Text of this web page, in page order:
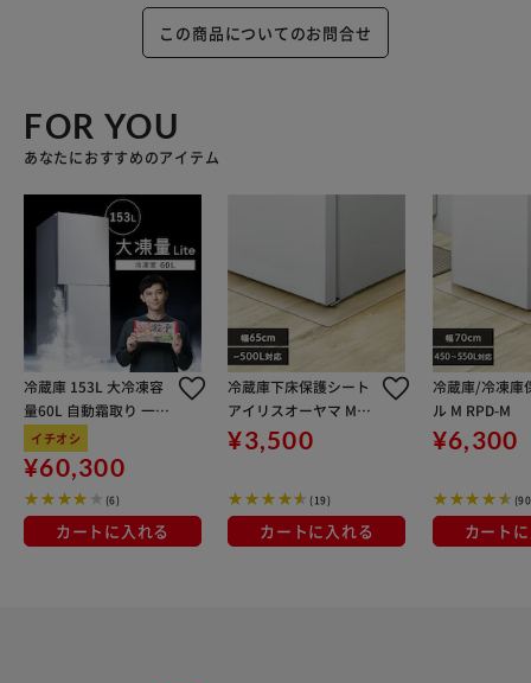
この商品についてのお問合せ
FOR YOU
あなたにおすすめのアイテム
冷蔵庫 153L 大冷凍容
量60L 自動霜取り 一人
暮らし 2ドア 家庭用 幅
50cm IRSN-HF15A-W
ホワイト
イチオシ
¥60,300
(6)
カートに入れる
冷蔵庫下床保護シート
アイリスオーヤマ Mサ
イズ RSS-M クリア
¥3,500
(19)
カートに入れる
冷蔵庫/冷凍庫
ル M RPD-M
¥6,300
カート